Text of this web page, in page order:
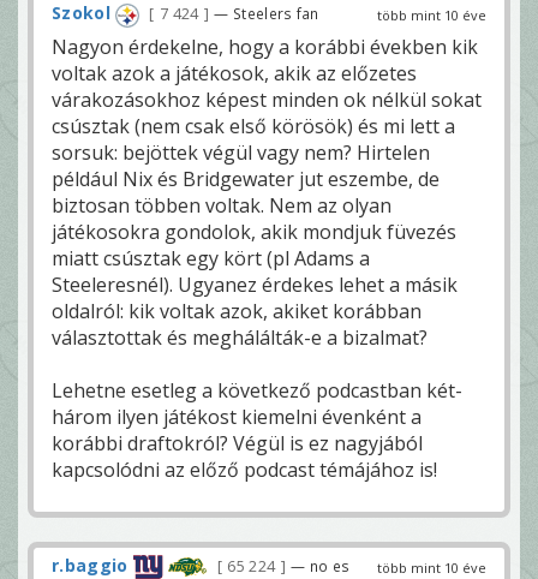
több mint 10 éve
Szokol 7 424 — Steelers fan
Nagyon érdekelne, hogy a korábbi években kik
voltak azok a játékosok, akik az előzetes
várakozásokhoz képest minden ok nélkül sokat
csúsztak (nem csak első körösök) és mi lett a
sorsuk: bejöttek végül vagy nem? Hirtelen
például Nix és Bridgewater jut eszembe, de
biztosan többen voltak. Nem az olyan
játékosokra gondolok, akik mondjuk füvezés
miatt csúsztak egy kört (pl Adams a
Steeleresnél). Ugyanez érdekes lehet a másik
oldalról: kik voltak azok, akiket korábban
választottak és meghálálták-e a bizalmat?
Lehetne esetleg a következő podcastban két-
három ilyen játékost kiemelni évenként a
korábbi draftokról? Végül is ez nagyjából
kapcsolódni az előző podcast témájához is!
több mint 10 éve
r.baggio 65 224
— no es